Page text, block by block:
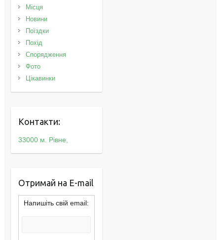
Місця
Новини
Поїздки
Похід
Спорядження
Фото
Цікавинки
Контакти:
33000 м. Рівне,
Отримай на E-mail
Напишіть свій email: